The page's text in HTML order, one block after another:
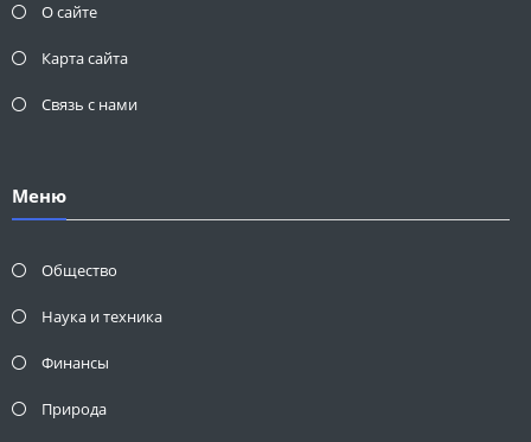
О сайте
Карта сайта
Связь с нами
Меню
Общество
Наука и техника
Финансы
Природа